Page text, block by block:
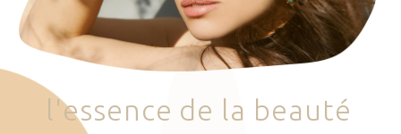
Prendre RDV
'essence de la beauté